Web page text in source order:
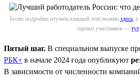
Более подробно изучить каждый этап можно здесь,
оценки участников — тут.
Пятый шаг. В специальном выпуске
РБК+ в начале 2024 года опубликуют
В зависимости от численности